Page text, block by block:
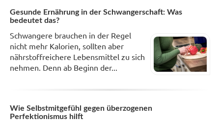
Gesunde Ernährung in der Schwangerschaft: Was
bedeutet das?
Schwangere brauchen in der Regel
nicht mehr Kalorien, sollten aber
nährstoffreichere Lebensmittel zu sich
nehmen. Denn ab Beginn der...
Wie Selbstmitgefühl gegen überzogenen
Perfektionismus hilft